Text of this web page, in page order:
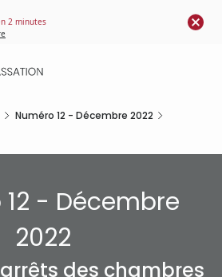
2 minutes
Numéro 12 - Décembre 2022
- Décembre
2022
des chambres